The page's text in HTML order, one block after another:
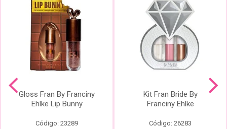
Gloss Fran By Franciny
Ehlke Lip Bunny
Código: 23289
Kit Fran Bride By
Franciny Ehlke
Código: 26283